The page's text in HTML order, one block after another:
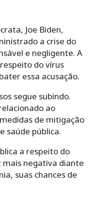
Joe Biden,
a crise do
e negligente. A
do vírus
essa acusação.
segue subindo.
ao
de mitigação
saúde pública.
a respeito do
mais negativa diante
suas chances de